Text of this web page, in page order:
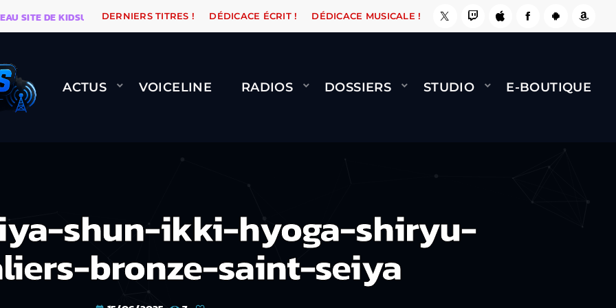
DE KIDSUNE WARÉTRO ORANGE ROAD QUI PASSE, ÇA LE FAIT ! NAMI BERNARD MINET -
DERNIERS TITRES ! DÉDICACE ÉCRIT ! DÉDICACE MUSICALE !
ACTUS VOICELINE RADIOS DOSSIERS STUDIO E-BOUTIQUE
shun-ikki-hyoga-shiryu-
bronze-saint-seiya